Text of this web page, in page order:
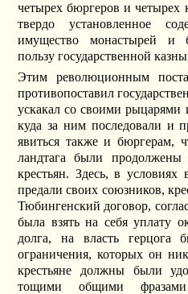
четырех бюргеров и четырех
твердо установленное
имущество монастырей и
пользу государственной
Этим революционным
противопоставил
ускакал со своими
куда за ним последовали и
явиться также и бюргерам,
ландтага были
крестьян. Здесь, в условиях
предали своих союзников,
Тюбингенский договор,
была взять на себя уплату
долга, на власть герцога
ограничения, которых он
крестьяне должны были
тощими общими